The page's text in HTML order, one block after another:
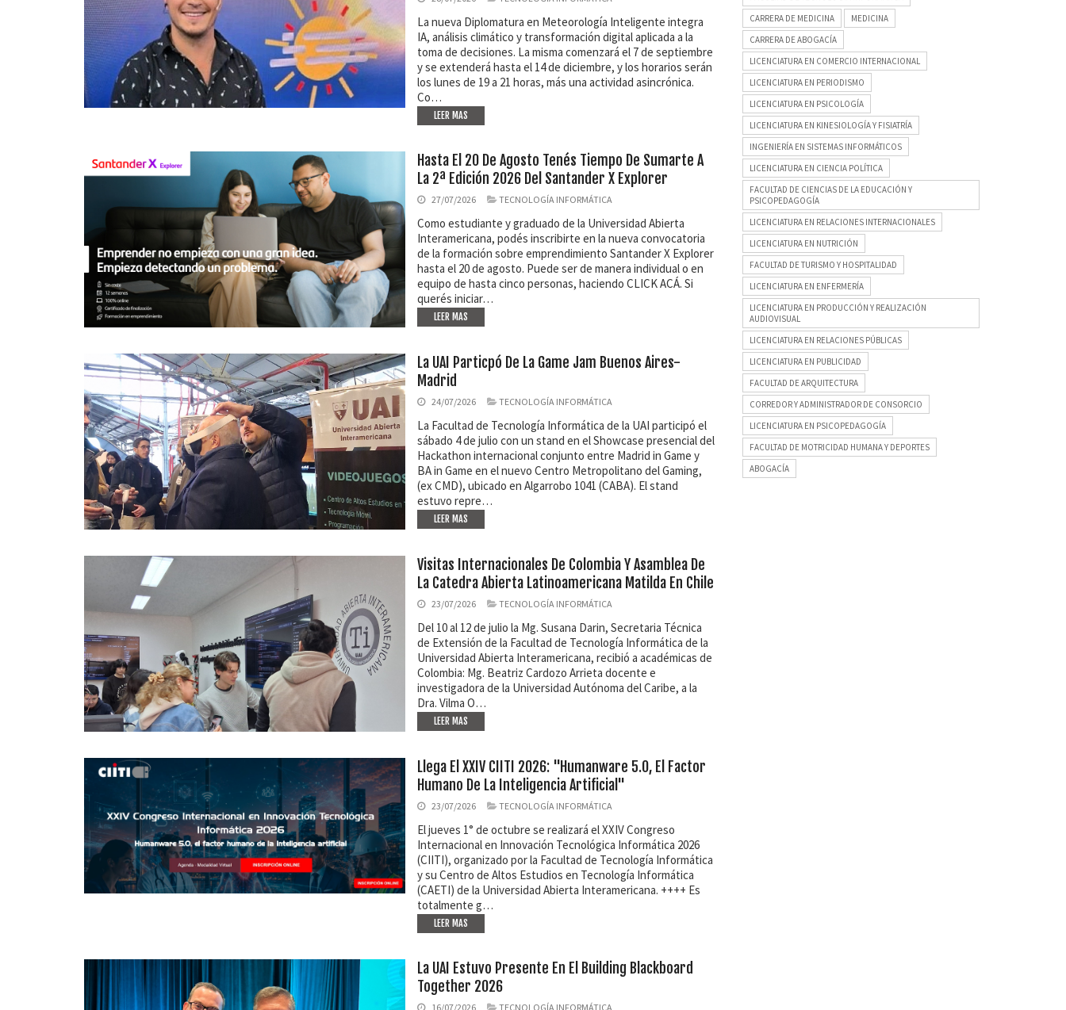
La nueva Diplomatura en Meteorología Inteligente integra
IA, análisis climático y transformación digital aplicada a la
toma de decisiones. La misma comenzará el 7 de septiembre
y se extenderá hasta el 14 de diciembre, y los horarios serán
los lunes de 19 a 21 horas, más una actividad asincrónica.
Co…
LEER MAS
Hasta El 20 De Agosto Tenés Tiempo De Sumarte A
La 2ª Edición 2026 Del Santander X Explorer
27/07/2026 TECNOLOGÍA INFORMÁTICA
Como estudiante y graduado de la Universidad Abierta
Interamericana, podés inscribirte en la nueva convocatoria
de la formación sobre emprendimiento Santander X Explorer
hasta el 20 de agosto. Puede ser de manera individual o en
equipo de hasta cinco personas, haciendo CLICK ACÁ. Si
querés iniciar…
LEER MAS
La UAI Particpó De La Game Jam Buenos Aires-
Madrid
24/07/2026 TECNOLOGÍA INFORMÁTICA
La Facultad de Tecnología Informática de la UAI participó el
sábado 4 de julio con un stand en el Showcase presencial del
Hackathon internacional conjunto entre Madrid in Game y
BA in Game en el nuevo Centro Metropolitano del Gaming,
(ex CMD), ubicado en Algarrobo 1041 (CABA). El stand
estuvo repre…
LEER MAS
Visitas Internacionales De Colombia Y Asamblea De
La Catedra Abierta Latinoamericana Matilda En Chile
23/07/2026 TECNOLOGÍA INFORMÁTICA
Del 10 al 12 de julio la Mg. Susana Darin, Secretaria Técnica
de Extensión de la Facultad de Tecnología Informática de la
Universidad Abierta Interamericana, recibió a académicas de
Colombia: Mg. Beatriz Cardozo Arrieta docente e
investigadora de la Universidad Autónoma del Caribe, a la
Dra. Vilma O…
LEER MAS
Llega El XXIV CIITI 2026: "Humanware 5.0, El Factor
Humano De La Inteligencia Artificial"
23/07/2026 TECNOLOGÍA INFORMÁTICA
El jueves 1° de octubre se realizará el XXIV Congreso
Internacional en Innovación Tecnológica Informática 2026
(CIITI), organizado por la Facultad de Tecnología Informática
y su Centro de Altos Estudios en Tecnología Informática
(CAETI) de la Universidad Abierta Interamericana. ++++ Es
totalmente g…
LEER MAS
La UAI Estuvo Presente En El Building Blackboard
Together 2026
16/07/2026 TECNOLOGÍA INFORMÁTICA
CARRERA DE MEDICINA
MEDICINA
CARRERA DE ABOGACÍA
LICENCIATURA EN COMERCIO INTERNACIONAL
LICENCIATURA EN PERIODISMO
LICENCIATURA EN PSICOLOGÍA
LICENCIATURA EN KINESIOLOGÍA Y FISIATRÍA
INGENIERÍA EN SISTEMAS INFORMÁTICOS
LICENCIATURA EN CIENCIA POLÍTICA
FACULTAD DE CIENCIAS DE LA EDUCACIÓN Y
PSICOPEDAGOGÍA
LICENCIATURA EN RELACIONES INTERNACIONALES
LICENCIATURA EN NUTRICIÓN
FACULTAD DE TURISMO Y HOSPITALIDAD
LICENCIATURA EN ENFERMERÍA
LICENCIATURA EN PRODUCCIÓN Y REALIZACIÓN
AUDIOVISUAL
LICENCIATURA EN RELACIONES PÚBLICAS
LICENCIATURA EN PUBLICIDAD
FACULTAD DE ARQUITECTURA
CORREDOR Y ADMINISTRADOR DE CONSORCIO
LICENCIATURA EN PSICOPEDAGOGÍA
FACULTAD DE MOTRICIDAD HUMANA Y DEPORTES
ABOGACÍA